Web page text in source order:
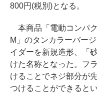
800円(税別)となる。
本商品「電動コンパ
M」のタンカラーバー
イダーを新規造形、「
けた名称となった。フ
けることでネジ部分が
つけることができるとい